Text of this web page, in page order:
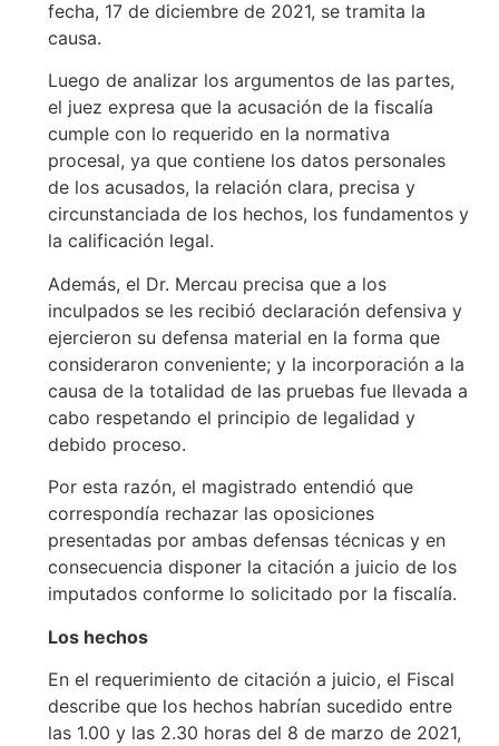
fecha, 17 de diciembre de 2021, se tramita la
causa.
Luego de analizar los argumentos de las partes,
el juez expresa que la acusación de la fiscalía
cumple con lo requerido en la normativa
procesal, ya que contiene los datos personales
de los acusados, la relación clara, precisa y
circunstanciada de los hechos, los fundamentos y
la calificación legal.
Además, el Dr. Mercau precisa que a los
inculpados se les recibió declaración defensiva y
ejercieron su defensa material en la forma que
consideraron conveniente; y la incorporación a la
causa de la totalidad de las pruebas fue llevada a
cabo respetando el principio de legalidad y
debido proceso.
Por esta razón, el magistrado entendió que
correspondía rechazar las oposiciones
presentadas por ambas defensas técnicas y en
consecuencia disponer la citación a juicio de los
imputados conforme lo solicitado por la fiscalía.
Los hechos
En el requerimiento de citación a juicio, el Fiscal
describe que los hechos habrían sucedido entre
las 1.00 y las 2.30 horas del 8 de marzo de 2021,